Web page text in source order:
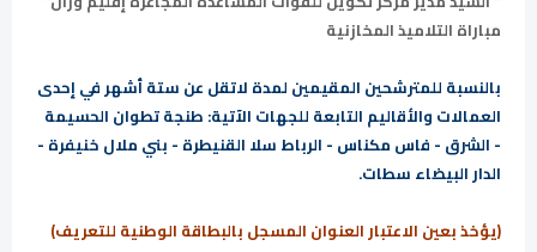
مباراة التلاميذ المخازنية
بالنسبة للمترشحين المقيمين لمدة لاتقل عن ستة أشهر في إحدى
العمالات والأقاليم التابعة للجهات الآتية: طنجة تطوان الحسيمة
- الشرق - فاس مكناس - الرباط سلا القنيطرة - بني ملال خنيفرة -
الدار البيضاء سطات.
(يؤخذ بعين الاعتبار العنوان المسجل بالبطاقة الوطنية للتعريف)